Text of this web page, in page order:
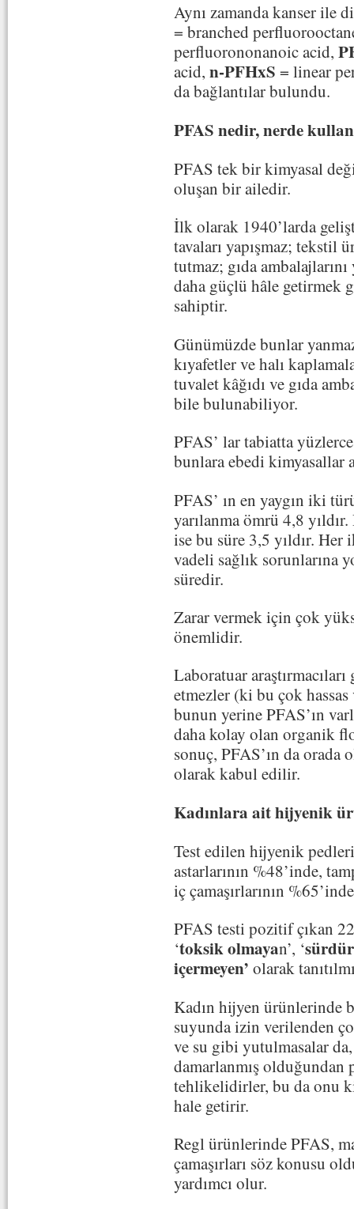
Aynı zamanda kanser ile
= branched
perfluorononanoic acid,
acid, n-PFHxS = linear
da bağlantılar bulundu.
PFAS nedir, nerde
PFAS tek bir kimyasal
oluşan bir ailedir.
İlk olarak 1940’larda
tavaları yapışmaz; tekstil
tutmaz; gıda
daha güçlü hâle getirmek
sahiptir.
Günümüzde bunlar
kıyafetler ve halı
tuvalet kâğıdı ve gıda
bile bulunabiliyor.
PFAS’ lar tabiatta
bunlara ebedi kimyasallar
PFAS’ ın en yaygın iki
yarılanma ömrü 4,8
ise bu süre 3,5 yıldır.
vadeli sağlık sorunlarına
süredir.
Zarar vermek için çok
önemlidir.
Laboratuar
etmezler (ki bu çok
bunun yerine PFAS’ın
daha kolay olan organik
sonuç, PFAS’ın da orada
olarak kabul edilir.
Kadınlara ait hijyenik
Test edilen hijyenik
astarlarının %48’inde,
iç çamaşırlarının
PFAS testi pozitif çıkan
‘toksik olmayan’, ‘
içermeyen’ olarak
Kadın hijyen ürünlerinde
suyunda izin verilenden
ve su gibi yutulmasalar
damarlanmış olduğundan
tehlikelidirler, bu da onu
hale getirir.
Regl ürünlerinde PFAS,
çamaşırları söz konusu
yardımcı olur.